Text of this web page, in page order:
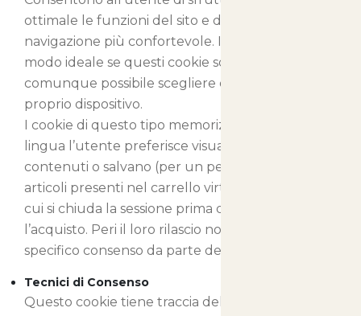
ottimale le funzioni del sito e di fruire di una
navigazione più confortevole. Il sito funziona in
modo ideale se questi cookie sono abilitati, ma è
comunque possibile scegliere di non attivarli sul
proprio dispositivo.
I cookie di questo tipo memorizzano in quale
lingua l’utente preferisce visualizzare i nostri
contenuti o salvano (per un periodo limitato) gli
articoli presenti nel carrello virtuale nel caso in
cui si chiuda la sessione prima di aver ultimato
l’acquisto. Peri il loro rilascio non vi è quindi uno
specifico consenso da parte dell’utente.
Tecnici di Consenso
Questo cookie tiene traccia del consenso